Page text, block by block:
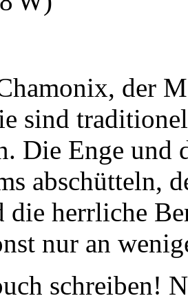
sind
Die Enge und
abschütteln,
die herrliche
nur an
schreiben!
fünf Monaten